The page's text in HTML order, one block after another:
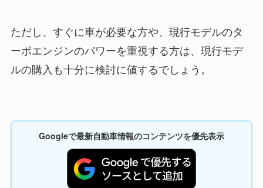
ただし、すぐに車が必要な方や、現行モデルのタ
ーボエンジンのパワーを重視する方は、現行モデ
ルの購入も十分に検討に値するでしょう。
Googleで最新自動車情報のコンテンツを優先表示